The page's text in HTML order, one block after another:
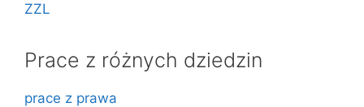
ZZL
Prace z różnych dziedzin
prace z prawa